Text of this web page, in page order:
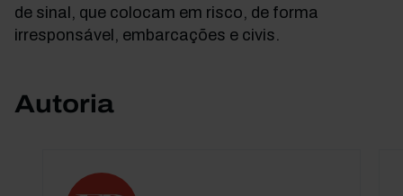
de sinal, que colocam em risco, de forma
irresponsável, embarcações e civis.
Autoria